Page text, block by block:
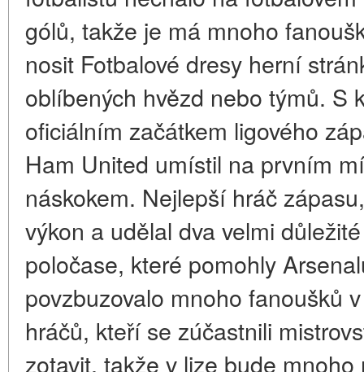
gólů, takže je má mnoho
nosit Fotbalové dresy herní
oblíbených hvězd nebo týmů. S
oficiálním začátkem ligového
Ham United umístil na prvním
náskokem. Nejlepší hráč
výkon a udělal dva velmi
poločase, které pomohly
povzbuzovalo mnoho fanoušků
hráčů, kteří se zúčastnili
zotavit, takže v lize bude